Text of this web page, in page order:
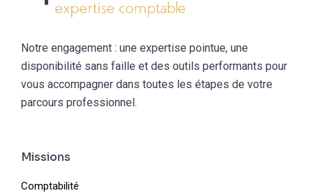
Notre engagement : une expertise pointue, une
disponibilité sans faille et des outils performants pour
vous accompagner dans toutes les étapes de votre
parcours professionnel.
Missions
Comptabilité